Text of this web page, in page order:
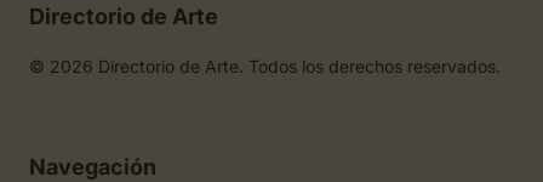
Directorio de Arte
© 2026 Directorio de Arte. Todos los derechos reservados.
Navegación